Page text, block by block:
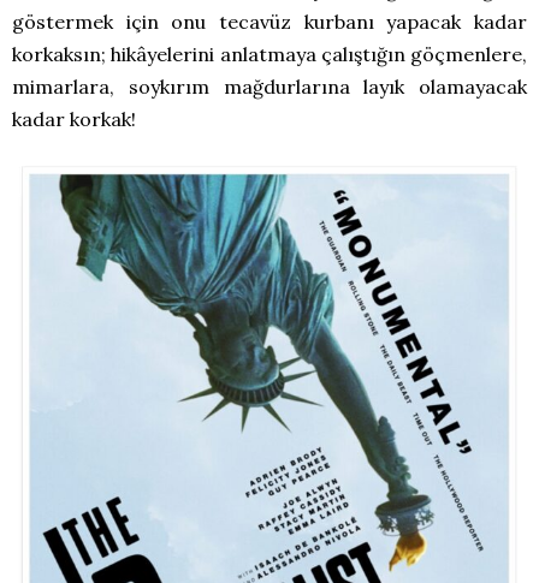
göstermek için onu tecavüz kurbanı yapacak kadar
korkaksın; hikâyelerini anlatmaya çalıştığın göçmenlere,
mimarlara, soykırım mağdurlarına layık olamayacak
kadar korkak!